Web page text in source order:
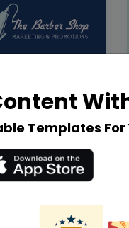
Templates For